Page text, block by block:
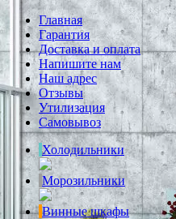
Главная
Гарантия
Доставка и оплата
Напишите нам
Наш адрес
Отзывы
Утилизация
Самовывоз
Холодильники
Морозильники
Винные шкафы